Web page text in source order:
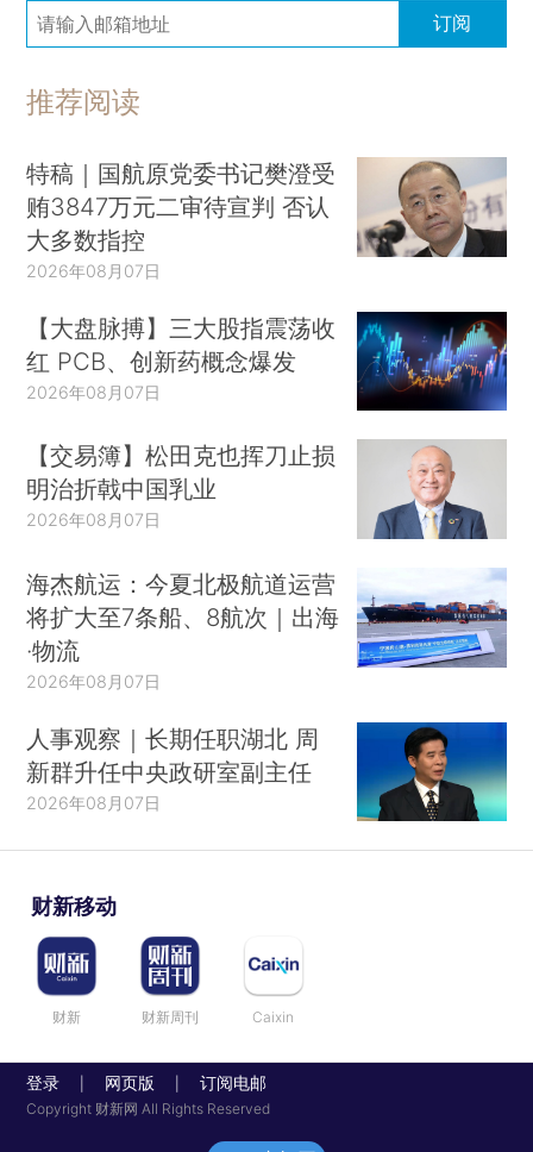
订阅
推荐阅读
特稿｜国航原党委书记樊澄受
贿3847万元二审待宣判 否认
大多数指控
2026年08月07日
【大盘脉搏】三大股指震荡收
红 PCB、创新药概念爆发
2026年08月07日
【交易簿】松田克也挥刀止损
明治折戟中国乳业
2026年08月07日
海杰航运：今夏北极航道运营
将扩大至7条船、8航次｜出海
·物流
2026年08月07日
人事观察｜长期任职湖北 周
新群升任中央政研室副主任
2026年08月07日
财新移动
财新 财新周刊 Caixin
登录 网页版 订阅电邮
Copyright 财新网 All Rights Reserved